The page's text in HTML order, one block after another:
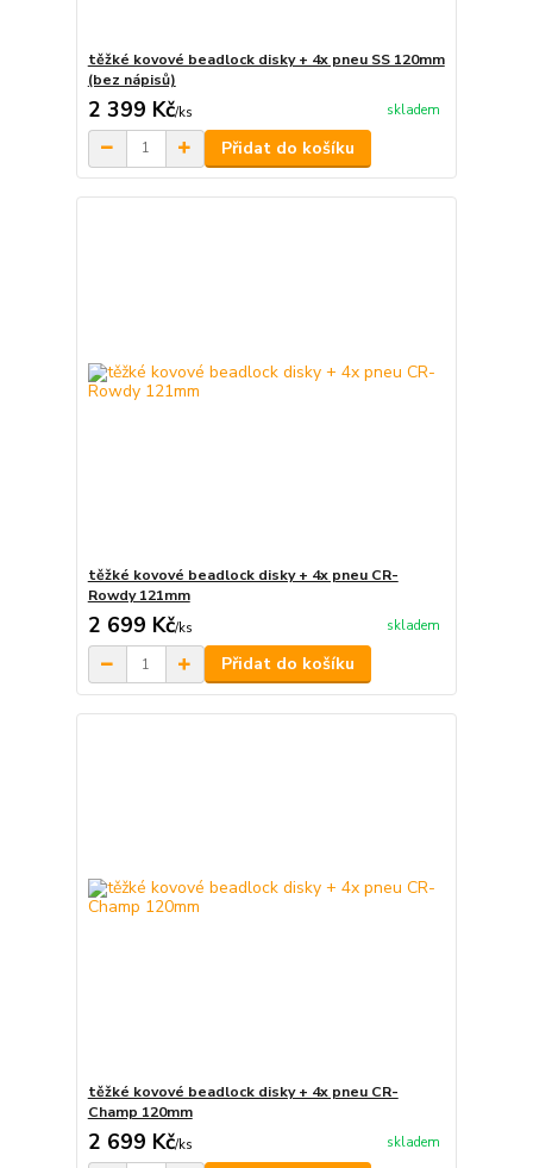
těžké kovové beadlock disky + 4x pneu SS 120mm
(bez nápisů)
2 399 Kč/ks skladem
Přidat do košíku
těžké kovové beadlock disky + 4x pneu CR-
Rowdy 121mm
2 699 Kč/ks skladem
Přidat do košíku
těžké kovové beadlock disky + 4x pneu CR-
Champ 120mm
2 699 Kč/ks skladem